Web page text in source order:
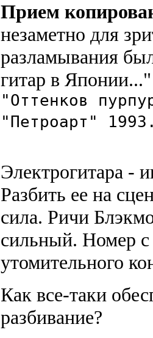
Прием
незаметно для
разламывания
гитар в
"Оттенков
"Петроарт"
Электрогитара -
Разбить ее на
сила. Ричи
сильный. Номер с
утомительного
Как все-таки
разбивание?